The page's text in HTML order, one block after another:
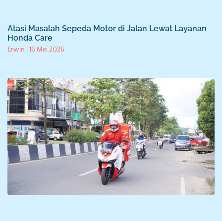
Atasi Masalah Sepeda Motor di Jalan Lewat Layanan
Honda Care
Erwin 16 Mei 2026